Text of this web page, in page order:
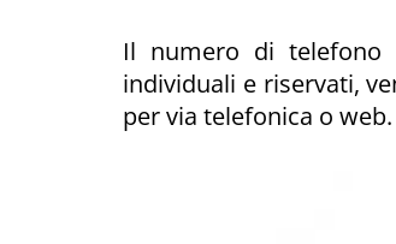
Il numero di telefono
individuali e riservati,
per via telefonica o web.